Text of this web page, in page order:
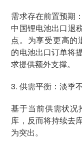
需求存在前置预期
中国锂电池出口退
点。为享受更高的
的电池出口订单将
求提供额外支撑。
3. 供需平衡：淡季
基于当前供需状况
库，反而将持续去
为突出。